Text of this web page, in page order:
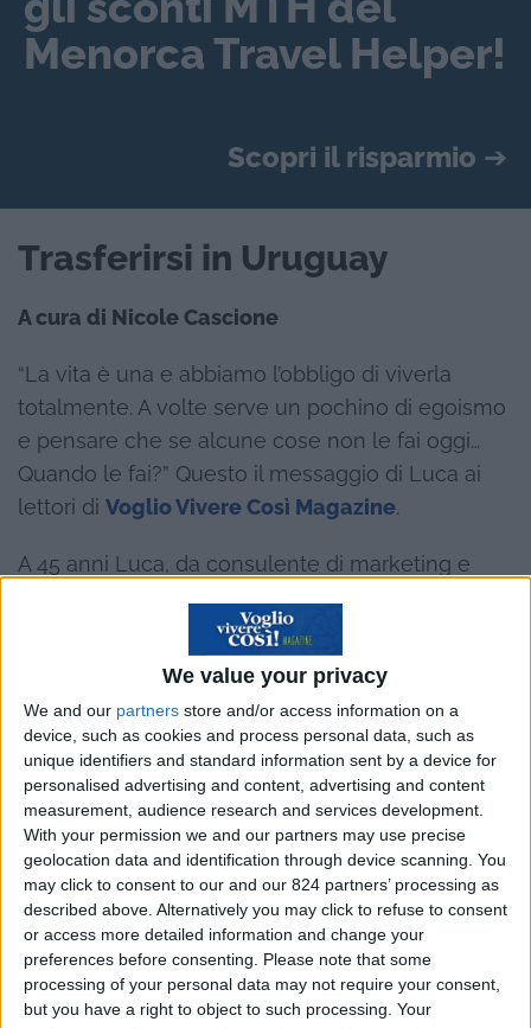
We value your privacy
We and our partners store and/or access information on a
device, such as cookies and process personal data, such as
unique identifiers and standard information sent by a device for
personalised advertising and content, advertising and content
measurement, audience research and services development.
With your permission we and our partners may use precise
geolocation data and identification through device scanning. You
may click to consent to our and our 824 partners’ processing as
described above. Alternatively you may click to refuse to consent
or access more detailed information and change your
preferences before consenting.
Please note that some
processing of your personal data may not require your consent,
but you have a right to object to such processing. Your
Menorca Travel Helper!
Scopri il risparmio ➔
Trasferirsi in Uruguay
A cura di Nicole Cascione
“La vita è una e abbiamo l’obbligo di viverla
totalmente. A volte serve un pochino di egoismo
e pensare che se alcune cose non le fai oggi…
Quando le fai?” Questo il messaggio di Luca ai
lettori di Voglio Vivere Così Magazine.
A 45 anni Luca, da consulente di marketing e
senza clienti e ha deciso di seguire il suo istinto
che l’ha portato in Uruguay.
Luca, perdere il lavoro a 45 anni e rimettersi in